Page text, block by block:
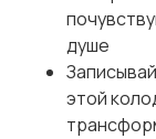
душе
этой